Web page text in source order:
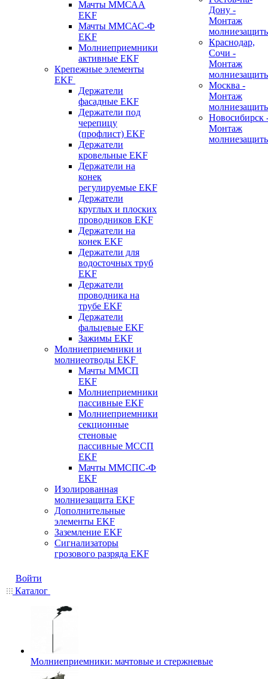
Мачты ММСАА
EKF
Мачты ММСАС-Ф
EKF
Молниеприемники
активные EKF
Крепежные элементы
EKF
Держатели
фасадные EKF
Держатели под
черепицу
(профлист) EKF
Держатели
кровельные EKF
Держатели на
конек
регулируемые EKF
Держатели
круглых и плоских
проводников EKF
Держатели на
конек EKF
Держатели для
водосточных труб
EKF
Держатели
проводника на
трубе EKF
Держатели
фальцевые EKF
Зажимы EKF
Молниеприемники и
молниеотводы EKF
Мачты ММСП
EKF
Молниеприемники
пассивные EKF
Молниеприемники
секционные
стеновые
пассивные МССП
EKF
Мачты ММСПС-Ф
EKF
Изолированная
молниезащита EKF
Дополнительные
элементы EKF
Заземление EKF
Сигнализаторы
грозового разряда EKF
Дону -
Монтаж
Краснодар,
Сочи -
Монтаж
Москва -
Монтаж
Новосибирск
Монтаж
Войти
Каталог
Молниеприемники: мачтовые и стержневые